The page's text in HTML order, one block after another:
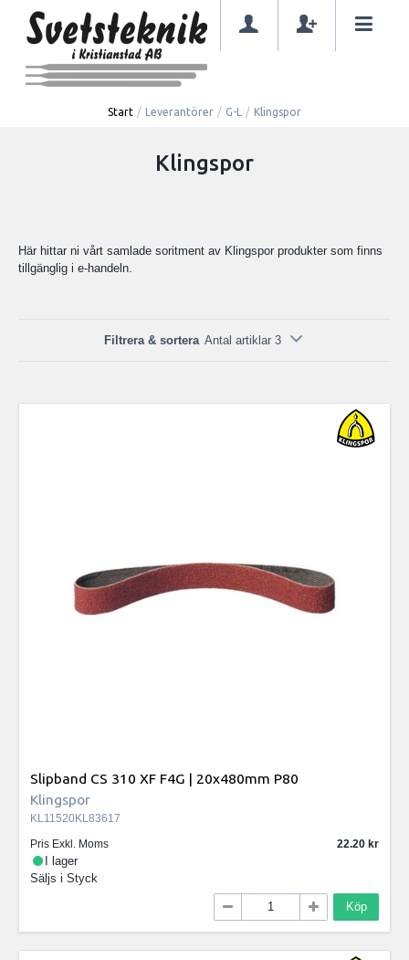
Start / Leverantörer / G-L / Klingspor
Klingspor
Här hittar ni vårt samlade soritment av Klingspor produkter som finns
tillgänglig i e-handeln.
Filtrera & sortera Antal artiklar 3
Slipband CS 310 XF F4G | 20x480mm P80
Klingspor
KL11520KL83617
Pris Exkl. Moms
22.20
I lager
Säljs i Styck
Köp